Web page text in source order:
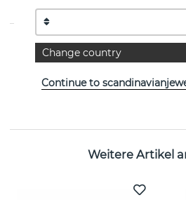
von der dänischen Marke Georg
EIGENSCHAFTEN
Kollektion:
Weitere Artikel
Change country
Continue to